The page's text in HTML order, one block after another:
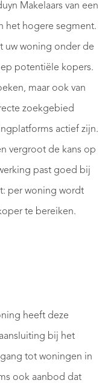
Makelaars van een
het hogere segment.
uw woning onder de
potentiële kopers.
maar ook van
zoekgebied
actief zijn.
vergroot de kans op
past goed bij
per woning wordt
te bereiken.
heeft deze
bij het
tot woningen in
ook aanbod dat